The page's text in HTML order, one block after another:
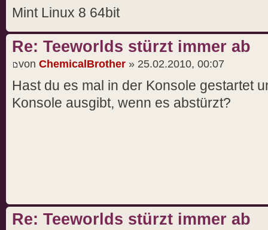
Mint Linux 8 64bit
Re: Teeworlds stürzt immer ab
von ChemicalBrother » 25.02.2010, 00:07
Hast du es mal in der Konsole gestartet
Konsole ausgibt, wenn es abstürzt?
Re: Teeworlds stürzt immer ab